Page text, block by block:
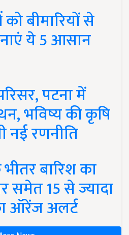
बीमारियों से
ये 5 आसान
पटना में
भविष्य की कृषि
नई रणनीति
बारिश का
समेत 15 से ज्यादा
ऑरेंज अलर्ट